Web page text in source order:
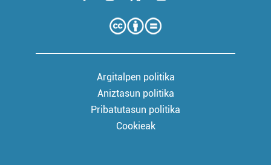
Argitalpen politika
Aniztasun politika
Pribatutasun politika
Cookieak